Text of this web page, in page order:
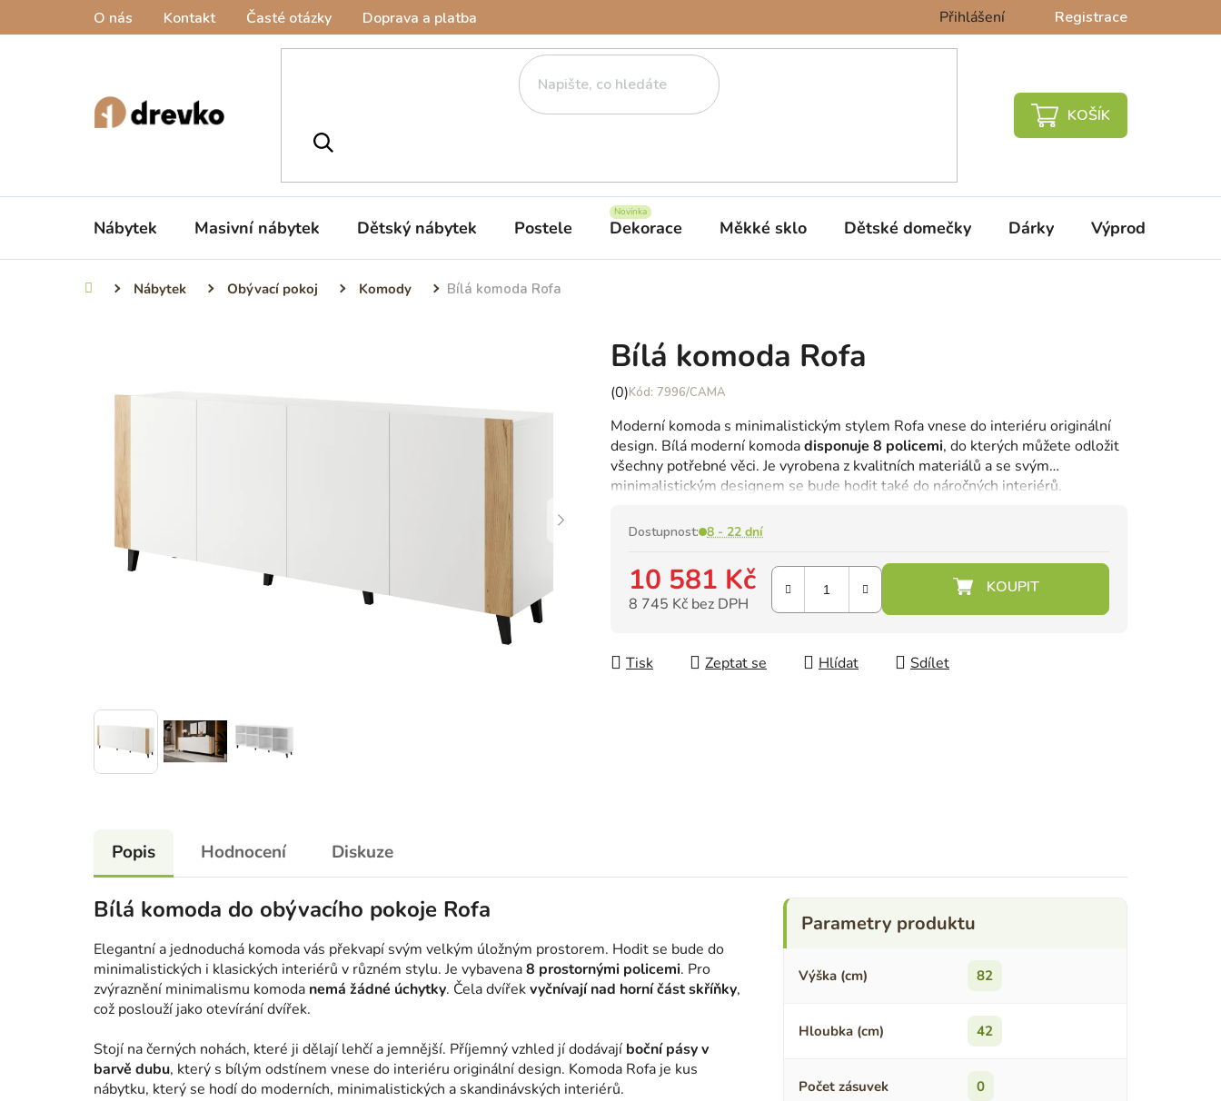
O nás Kontakt Časté otázky Doprava a platba Přihlášení Registrace
NÁKUPNÍ
Nábytek Masivní nábytek Dětský nábytek Postele Dekorace Měkké sklo Dětské domečky Dárky Výprodej %
Domů Nábytek Obývací pokoj Komody Bílá komoda Rofa
Bílá komoda Rofa
Průměrné
produktu
je
0,0
z
hvězdiček.
(0) 7996/CAMA
Moderní komoda s minimalistickým stylem Rofa vnese do interiéru originální
design. Bílá moderní komodadisponuje 8 policemi, do kterých můžete odložit
všechny potřebné věci. Je vyrobena z kvalitních materiálů a se svým
minimalistickým designem se bude hodit také do náročných interiérů.
Dostupnost: 8 - 22 dní
10 581 Kč
8 745 Kč bez DPH
Tisk
Zeptat se Hlídat Sdílet
Popis Hodnocení Diskuze
Bílá komoda do obývacího pokoje Rofa
Elegantní a jednoduchá komoda vás překvapí svým velkým úložným prostorem. Hodit se bude do
minimalistických i klasických interiérů v různém stylu. Je vybavena8 prostornými policemi. Pro
zvýraznění minimalismu komoda nemá žádné úchytky. Čela dvířekvyčnívají nad horní část skříňky,
což poslouží jako otevírání dvířek.
Stojí na černých nohách, které ji dělají lehčí a jemnější. Příjemný vzhled jí dodávají boční pásy v
barvě dubu, který s bílým odstínem vnese do interiéru originální design. Komoda Rofa je kus
nábytku, který se hodí do moderních, minimalistických a skandinávských interiérů.
Výška (cm) 82
Hloubka (cm) 42
Počet zásuvek 0